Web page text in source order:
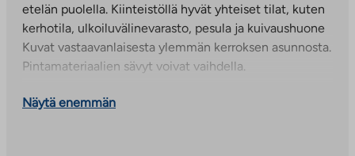
etelän puolella. Kiinteistöllä hyvät yhteiset tilat, kuten
kerhotila, ulkoiluvälinevarasto, pesula ja kuivaushuone
Kuvat vastaavanlaisesta ylemmän kerroksen asunnosta.
Pintamateriaalien sävyt voivat vaihdella.
Taivaanpankontie 27 B asumisoikeuskohteessa on 47
Näytä enemmän